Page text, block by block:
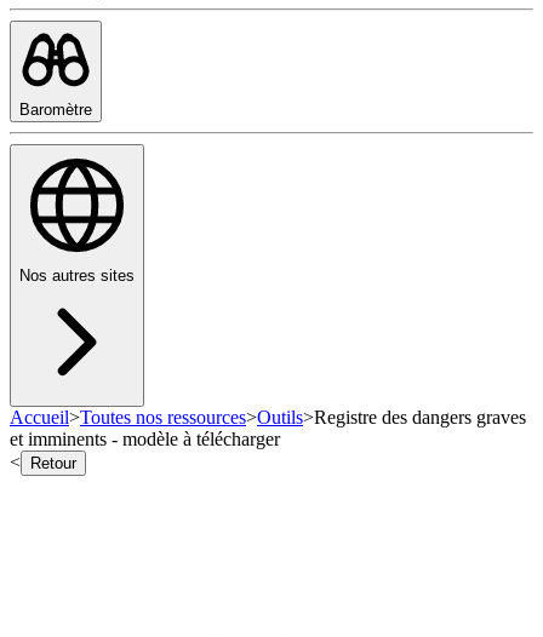
Baromètre
Nos autres sites
Accueil>Toutes nos ressources>Outils>Registre des dangers graves
et imminents - modèle à télécharger
<
Retour